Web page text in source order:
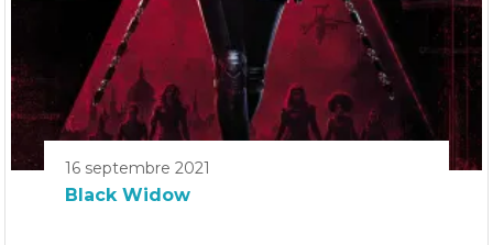
16 septembre 2021
Black Widow